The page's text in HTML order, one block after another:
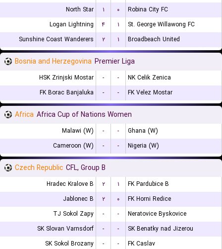
North Star
۱ ۰
Robina City FC
Logan Lightning
۴ ۱
St. George Willawong FC
Sunshine Coast Wanderers
۲ ۱ Broadbeach United
Bosnia and Herzegovina Premier Liga
HSK Zrinjski Mostar - -
NK Celik Zenica
FK Borac Banjaluka
- - FK Velez Mostar
Africa Africa Cup of Nations Women
Malawi (W) - -
Ghana (W)
Cameroon (W)
- - Nigeria (W)
Czech Republic CFL, Group B
Hradec Kralove B ۲ ۱
FK Pardubice B
Jablonec B
۲ ۰
FK Horni Redice
TJ Sokol Zapy
- -
Neratovice Byskovice
SK Slovan Varnsdorf
- -
SK Benatky nad Jizerou
SK Sokol Brozany
- - FK Caslav